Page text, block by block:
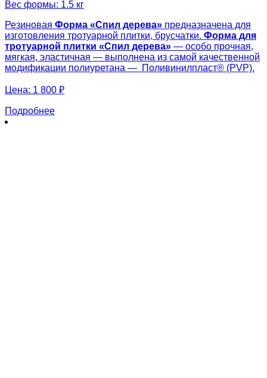
Вес формы: 1.5 кг
Резиновая Форма «Спил дерева» предназначена для
изготовления тротуарной плитки, брусчатки. Форма для
тротуарной плитки «Спил дерева» — особо прочная,
мягкая, эластичная — выполнена из самой качественной
модификации полиуретана — Поливинилпласт® (PVP).
Цена: 1 800 ₽
Подробнее